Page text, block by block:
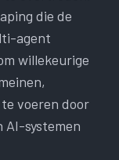
die de
agent
willekeurige
voeren door
AI-systemen